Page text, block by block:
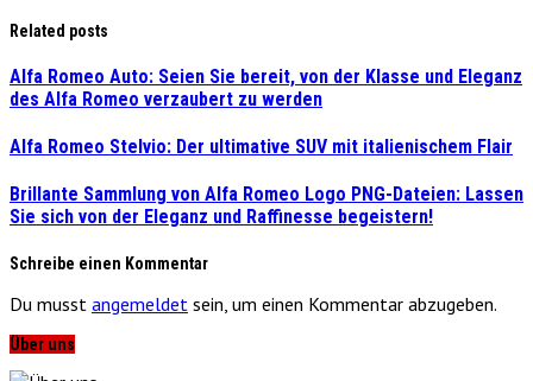
Related posts
Alfa Romeo Auto: Seien Sie bereit, von der Klasse und Eleganz
des Alfa Romeo verzaubert zu werden
Alfa Romeo Stelvio: Der ultimative SUV mit italienischem Flair
Brillante Sammlung von Alfa Romeo Logo PNG-Dateien: Lassen
Sie sich von der Eleganz und Raffinesse begeistern!
Schreibe einen Kommentar
Du musst angemeldet sein, um einen Kommentar abzugeben.
Über uns